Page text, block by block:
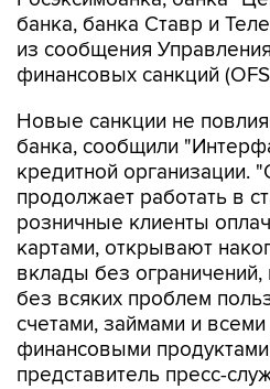
банка, банка Ставр и
из сообщения
финансовых санкций
Новые санкции не
банка, сообщили
кредитной организации.
продолжает работать в
розничные клиенты
картами, открывают
вклады без ограничений,
без всяких проблем
счетами, займами и
финансовыми
представитель пресс-